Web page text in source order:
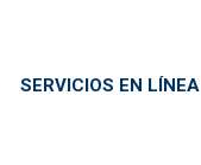
SERVICIOS EN LÍNEA